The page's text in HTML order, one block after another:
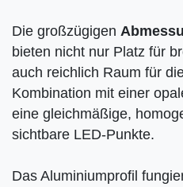
Die großzügigen
bieten nicht nur Platz für
auch reichlich Raum für
Kombination mit einer
eine gleichmäßige,
sichtbare LED-Punkte.
Das Aluminiumprofil